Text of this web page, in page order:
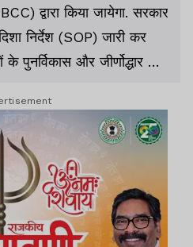
द्वारा किया जायेगा. सरकार
निर्देश (SOP) जारी कर
पुनर्विकास और जीर्णोद्धार का